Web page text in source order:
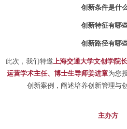
创新条件是什
创新特征有哪
创新路径有哪
此次，我们特邀 上海交通大学文创学院
运营学术主任、博士生导师姜进章为您
创新案例，阐述培养创新管理与
主办方